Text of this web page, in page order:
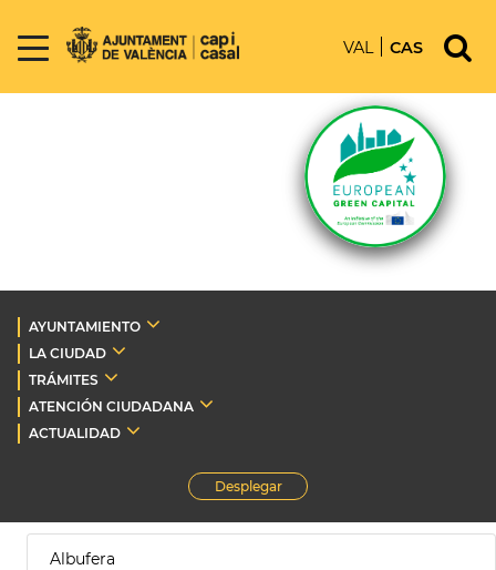
VAL CAS
AYUNTAMIENTO
LA CIUDAD
TRÁMITES
ATENCIÓN CIUDADANA
ACTUALIDAD
Desplegar
Albufera